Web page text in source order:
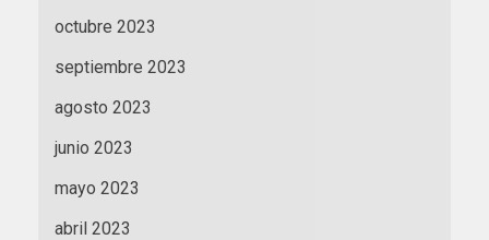
octubre 2023
septiembre 2023
agosto 2023
junio 2023
mayo 2023
abril 2023